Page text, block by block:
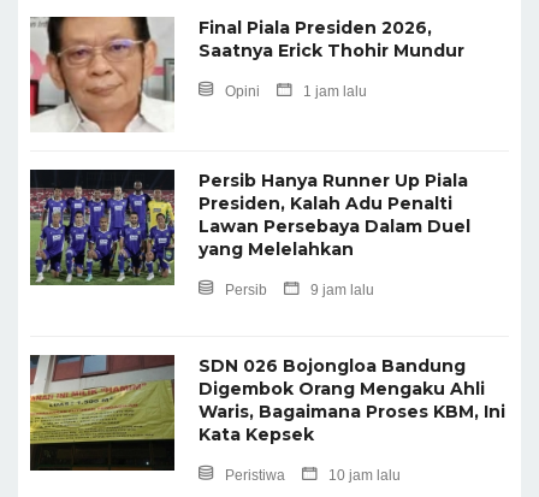
Final Piala Presiden 2026,
Saatnya Erick Thohir Mundur
Opini 1 jam lalu
Persib Hanya Runner Up Piala
Presiden, Kalah Adu Penalti
Lawan Persebaya Dalam Duel
yang Melelahkan
Persib 9 jam lalu
SDN 026 Bojongloa Bandung
Digembok Orang Mengaku Ahli
Waris, Bagaimana Proses KBM, Ini
Kata Kepsek
Peristiwa 10 jam lalu